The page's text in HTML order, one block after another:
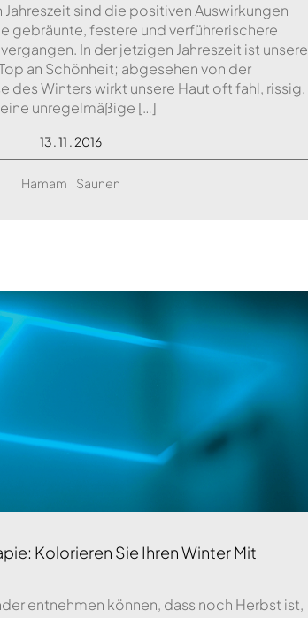
sind die positiven Auswirkungen
gebräunte, festere und verführerischere
In der jetzigen Jahreszeit ist unsere
an Schönheit; abgesehen von der
des Winters wirkt unsere Haut oft fahl, rissig,
unregelmäßige […]
13 . 11 . 2016
Hamam Saunen
Kolorieren Sie Ihren Winter Mit
entnehmen können, dass noch Herbst ist,